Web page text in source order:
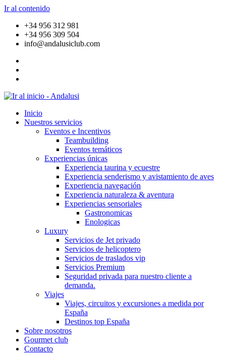
Ir al contenido
+34 956 312 981
+34 956 309 504
info@andalusiclub.com
Inicio
Nuestros servicios
Eventos e Incentivos
Teambuilding
Eventos temáticos
Experiencias únicas
Experiencia taurina y ecuestre
Experiencia senderismo y avistamiento de aves
Experiencia navegación
Experiencia naturaleza & aventura
Experiencias sensoriales
Gastronomicas
Enologicas
Luxury
Servicios de Jet privado
Servicios de helicoptero
Servicios de traslados vip
Servicios Premium
Seguridad privada para nuestro cliente a
demanda.
Viajes
Viajes, circuitos y excursiones a medida por
España
Destinos top España
Sobre nosotros
Gourmet club
Contacto